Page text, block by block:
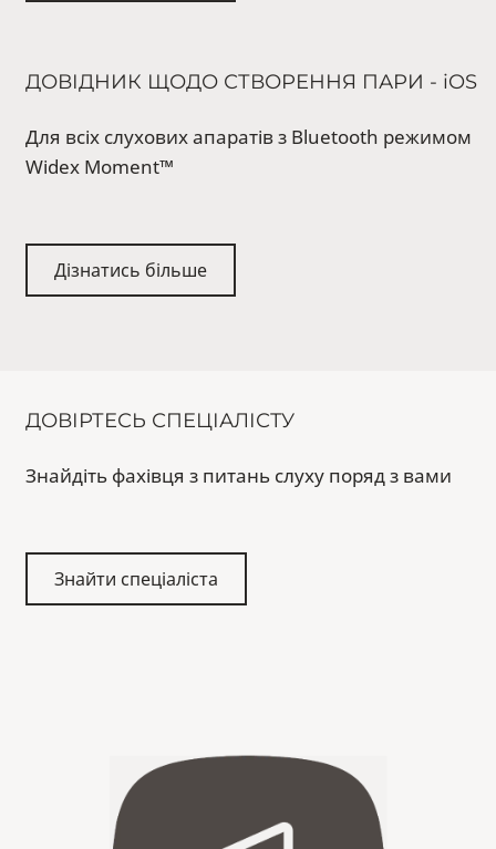
ДОВІДНИК ЩОДО СТВОРЕННЯ ПАРИ - iOS
Для всіх слухових апаратів з Bluetooth режимом
Widex Moment™
Дізнатись більше
ДОВІРТЕСЬ СПЕЦІАЛІСТУ
Знайдіть фахівця з питань слуху поряд з вами
Знайти спеціаліста